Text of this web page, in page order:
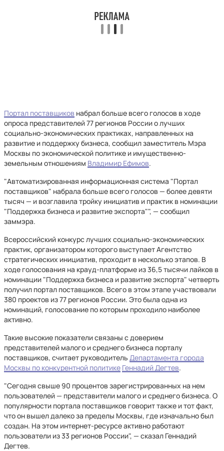
Портал поставщиков набрал больше всего голосов в ходе
опроса представителей 77 регионов России о лучших
социально-экономических практиках, направленных на
развитие и поддержку бизнеса, сообщил заместитель Мэра
Москвы по экономической политике и имущественно-
земельным отношениям Владимир Ефимов.
"Автоматизированная информационная система "Портал
поставщиков" набрала больше всего голосов — более девяти
тысяч — и возглавила тройку инициатив и практик в номинации
"Поддержка бизнеса и развитие экспорта"", — сообщил
заммэра.
Всероссийский конкурс лучших социально-экономических
практик, организатором которого выступает Агентство
стратегических инициатив, проходит в несколько этапов. В
ходе голосования на крауд-платформе из 36,5 тысячи лайков в
номинации "Поддержка бизнеса и развитие экспорта" четверть
получил портал поставщиков. Всего в этом этапе участвовали
380 проектов из 77 регионов России. Это была одна из
номинаций, голосование по которым проходило наиболее
активно.
Такие высокие показатели связаны с доверием
представителей малого и среднего бизнеса порталу
поставщиков, считает руководитель Департамента города
Москвы по конкурентной политике Геннадий Дегтев.
"Сегодня свыше 90 процентов зарегистрированных на нем
пользователей — представители малого и среднего бизнеса. О
популярности портала поставщиков говорит также и тот факт,
что он вышел далеко за пределы Москвы, где изначально был
создан. На этом интернет-ресурсе активно работают
пользователи из 33 регионов России", — сказал Геннадий
Дегтев.